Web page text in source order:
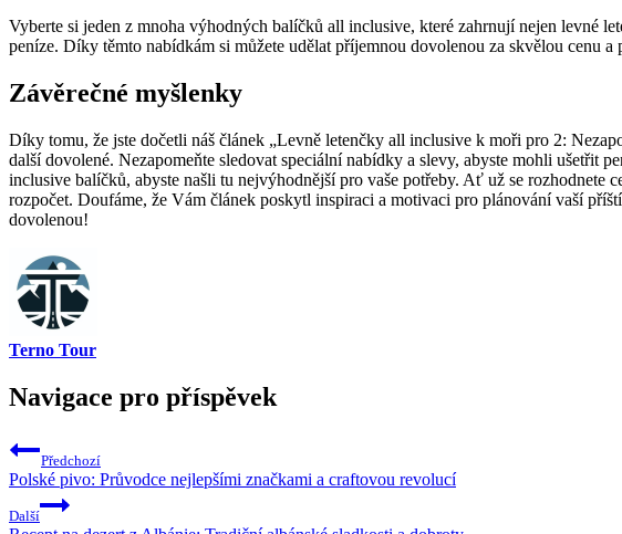
Vyberte‌ si ⁣jeden z mnoha⁢ výhodných balíčků all inclusive, ⁤které zahrnují nejen ‌levné
peníze. Díky těmto nabídkám si můžete udělat příjemnou dovolenou za skvělou cenu
Závěrečné ⁤myšlenky
Díky tomu, že jste ⁢dočetli náš článek „Levně letenčky all inclusive ⁤k moři pro 2:
další dovolené. ‌Nezapomeňte sledovat ⁣speciální ​nabídky a slevy, abyste mohli ušetřit
inclusive balíčků, abyste našli tu nejvýhodnější pro vaše potřeby.⁣ Ať už se rozhodnete
rozpočet. ​Doufáme, že‍ Vám článek poskytl inspiraci⁢ a motivaci⁣ pro plánování vaší
dovolenou!
Terno Tour
Navigace pro příspěvek
Předchozí
Polské pivo: Průvodce nejlepšími značkami a craftovou revolucí
Další